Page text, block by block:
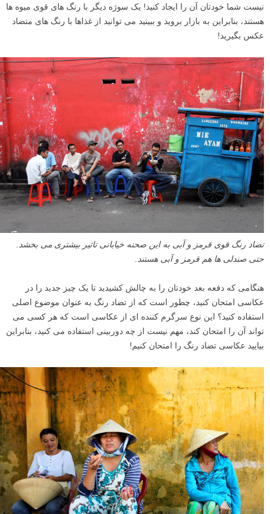
نیست شما خودتان آن را ایجاد کنید! یک سوژه دیگر با رنگ های قوی میوه ها
هستند، بنابراین به بازار بروید و ببینید می توانید از غذاها با رنگ های متضاد
عکس بگیرید!
تضاد رنگ قوی قرمز و آبی به این صحنه خیابانی تاثیر بیشتری می بخشد.
حتی صندلی ها هم قرمز و آبی هستند.
هنگامی که دفعه بعد خودتان را به چالش کشیدید تا یک چیز جدید را در
عکاسی امتحان کنید، چطور است که از تضاد رنگ به عنوان موضوع اصلی
استفاده کنید؟ این نوع سرگرم کننده ای از عکاسی است که هر کسی می
تواند آن را امتحان کند، مهم نیست از چه دوربینی استفاده می کنید، بنابراین
بیایید عکاسی تضاد رنگ را امتحان کنیم!